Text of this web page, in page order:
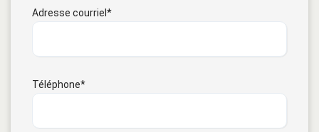
Adresse courriel *
Téléphone*